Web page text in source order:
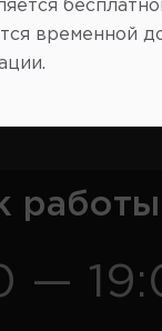
—
временной